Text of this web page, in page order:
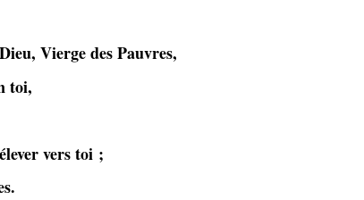
Vierge des Pauvres,
toi,
vers toi ;